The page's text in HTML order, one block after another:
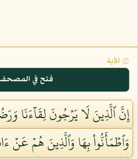
۞ الآية
فتح في
إِنَّ ٱلَّذِينَ لَا يَرۡجُونَ لِقَآءَنَا
وَٱطۡمَأَنُّواْ بِهَا وَٱلَّذِينَ هُمۡ عَنۡ